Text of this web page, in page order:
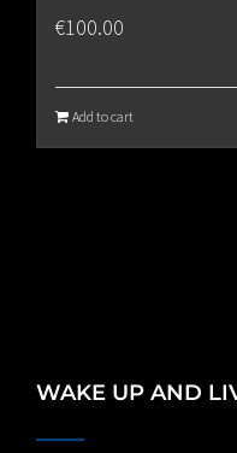
€100.00
Add to cart
WAKE UP AND